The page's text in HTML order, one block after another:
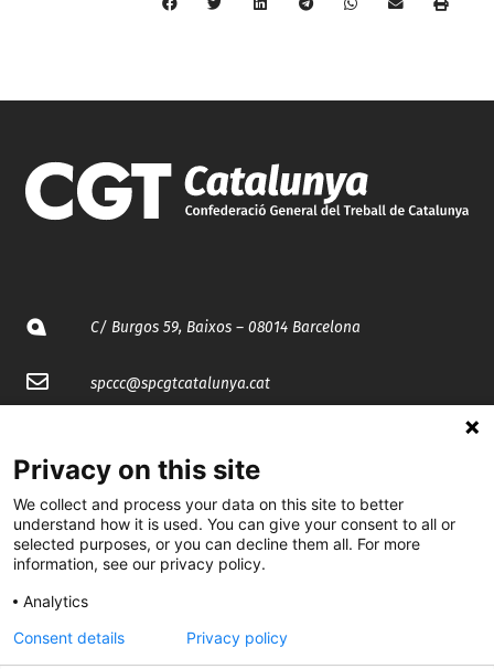
C/ Burgos 59, Baixos – 08014 Barcelona
spccc@spcgtcatalunya.cat
@CGTCatalunya
cgtcatalunya
cgtcatalunya
Privacy on this site
We collect and process your data on this site to better
understand how it is used. You can give your consent to all or
selected purposes, or you can decline them all. For more
information, see our privacy policy.
Analytics
Consent details
Privacy policy